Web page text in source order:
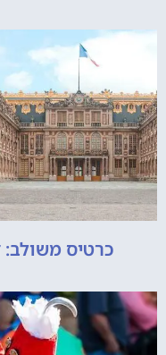
כרטיס משולב: